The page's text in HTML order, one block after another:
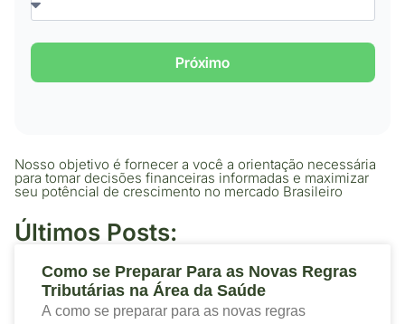
Próximo
Nosso objetivo é fornecer a você a orientação necessária
para tomar decisões financeiras informadas e maximizar
seu potêncial de crescimento no mercado Brasileiro
Últimos Posts:
Como se Preparar Para as Novas Regras
Tributárias na Área da Saúde
A como se preparar para as novas regras